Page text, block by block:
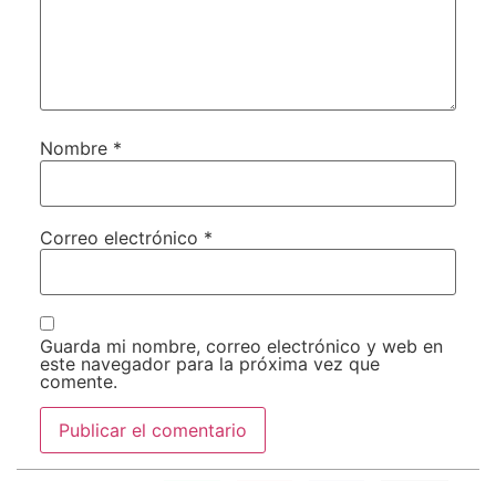
Nombre *
Correo electrónico *
Guarda mi nombre, correo electrónico y web en
este navegador para la próxima vez que
comente.